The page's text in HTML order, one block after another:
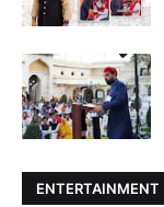
ENTERTAINMENT